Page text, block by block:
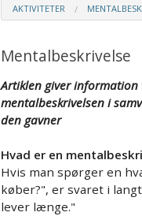
Vejledning:
Indmeldelse
Vejledning:
Velkommen til klubbutikken
Organisatorisk Hvem, Hvad,
Bestyrelse
Love
Internationalt samarbejde
Persondatapolitik
Nyhedsbrev April 2026
Gebyrer
Hvalpegalleri
AKTIVITETER
Mentalbeskrivelse
Artiklen giver
mentalbeskrivelsen i
den gavner
Hvad er en
Hvis man spørger en
køber?", er svaret i
lever længe."